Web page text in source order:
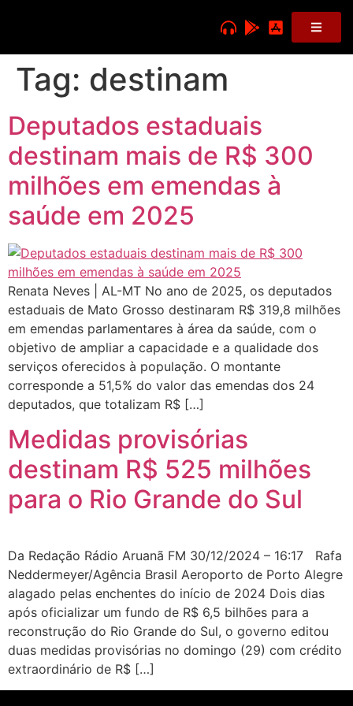
Tag: destinam
Deputados estaduais
destinam mais de R$ 300
milhões em emendas à
saúde em 2025
Renata Neves | AL-MT No ano de 2025, os deputados
estaduais de Mato Grosso destinaram R$ 319,8 milhões
em emendas parlamentares à área da saúde, com o
objetivo de ampliar a capacidade e a qualidade dos
serviços oferecidos à população. O montante
corresponde a 51,5% do valor das emendas dos 24
deputados, que totalizam R$ […]
Medidas provisórias
destinam R$ 525 milhões
para o Rio Grande do Sul
Da Redação Rádio Aruanã FM 30/12/2024 – 16:17 Rafa
Neddermeyer/Agência Brasil Aeroporto de Porto Alegre
alagado pelas enchentes do início de 2024 Dois dias
após oficializar um fundo de R$ 6,5 bilhões para a
reconstrução do Rio Grande do Sul, o governo editou
duas medidas provisórias no domingo (29) com crédito
extraordinário de R$ […]